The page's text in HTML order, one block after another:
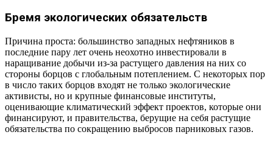
Бремя экологических обязательств
Причина проста: большинство западных нефтяников в
последние пару лет очень неохотно инвестировали в
наращивание добычи из-за растущего давления на них со
стороны борцов с глобальным потеплением. С некоторых пор
в число таких борцов входят не только экологические
активисты, но и крупные финансовые институты,
оценивающие климатический эффект проектов, которые они
финансируют, и правительства, берущие на себя растущие
обязательства по сокращению выбросов парниковых газов.